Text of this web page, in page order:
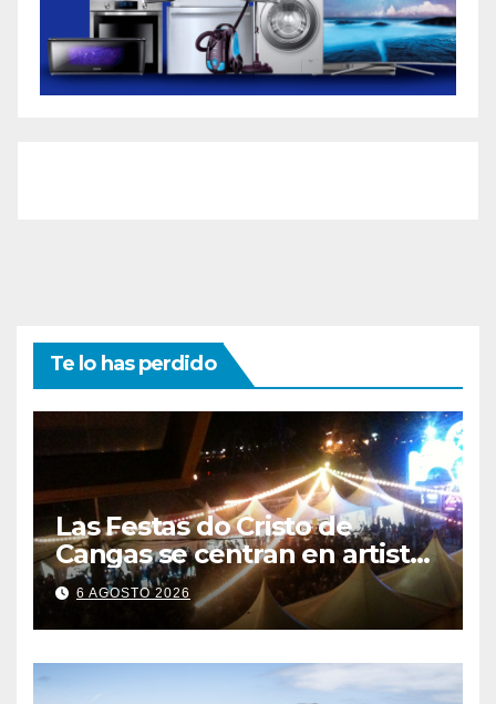
Te lo has perdido
Las Festas do Cristo de
Cangas se centran en artistas
gallegos
6 AGOSTO 2026